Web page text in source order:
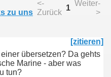
zu uns
<-
Zurück
1
Weiter-
>
[zitieren]
übersetzen? Da gehts
Marine - aber was
tun?